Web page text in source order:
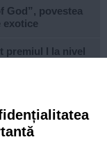
God”, povestea
exotice
premiul I la nivel
Șagului. O